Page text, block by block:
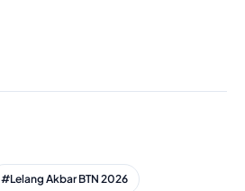
#Lelang Akbar BTN 2026